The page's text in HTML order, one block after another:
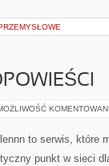
to serwis, które
punkt w sieci